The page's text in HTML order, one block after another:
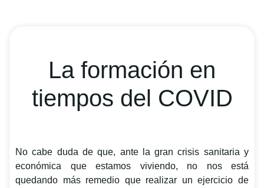
La formación en
tiempos del COVID
No cabe duda de que, ante la gran crisis sanitaria y
económica que estamos viviendo, no nos está
quedando más remedio que realizar un ejercicio de